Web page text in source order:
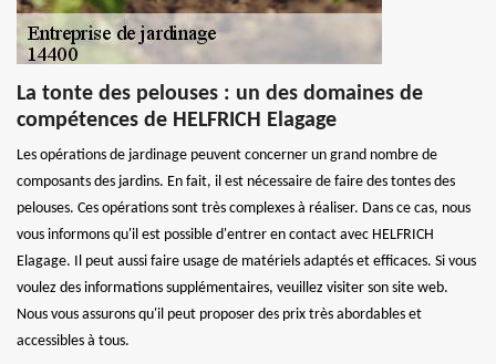
La tonte des pelouses : un des domaines de
compétences de HELFRICH Elagage
Les opérations de jardinage peuvent concerner un grand nombre de
composants des jardins. En fait, il est nécessaire de faire des tontes des
pelouses. Ces opérations sont très complexes à réaliser. Dans ce cas, nous
vous informons qu'il est possible d'entrer en contact avec HELFRICH
Elagage. Il peut aussi faire usage de matériels adaptés et efficaces. Si vous
voulez des informations supplémentaires, veuillez visiter son site web.
Nous vous assurons qu'il peut proposer des prix très abordables et
accessibles à tous.